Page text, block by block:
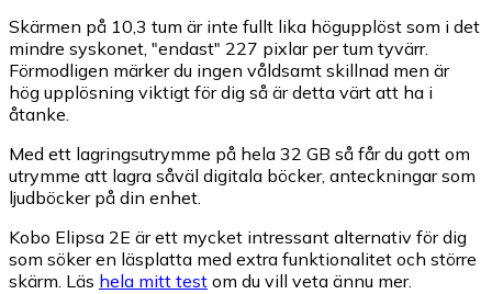
Skärmen på 10,3 tum är inte fullt lika högupplöst som i det
mindre syskonet, "endast" 227 pixlar per tum tyvärr.
Förmodligen märker du ingen våldsamt skillnad men är
hög upplösning viktigt för dig så är detta värt att ha i
åtanke.
Med ett lagringsutrymme på hela 32 GB så får du gott om
utrymme att lagra såväl digitala böcker, anteckningar som
ljudböcker på din enhet.
Kobo Elipsa 2E är ett mycket intressant alternativ för dig
som söker en läsplatta med extra funktionalitet och större
skärm. Läs hela mitt test om du vill veta ännu mer.